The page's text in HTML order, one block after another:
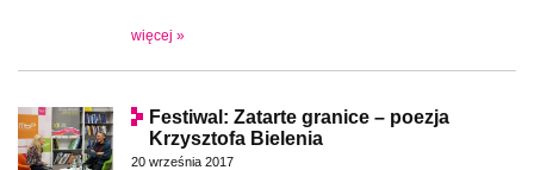
więcej »
Festiwal: Zatarte granice – poezja
Krzysztofa Bielenia
20 września 2017